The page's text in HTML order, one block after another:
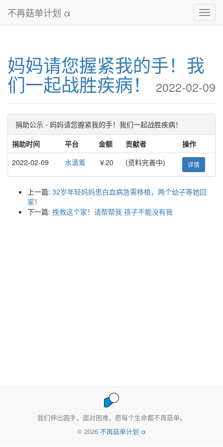
不再菇单计划 α
妈妈请您握紧我的手！我
们一起战胜疾病！ 2022-02-09
捐助公示 - 妈妈请您握紧我的手！我们一起战胜疾病！
捐助时间
平台 金额 贡献者
操作
2022-02-09
水滴筹 ￥20 (资料完善中) 详情
上一篇: 32岁年轻妈妈患白血病急需移植，两个幼子等她回
家！
下一篇: 挽救这个家！请帮帮我 孩子不能没有我
我们伸出圆手，面对困难，愿每个生命都不再菇单。
© 2026 不再菇单计划 α